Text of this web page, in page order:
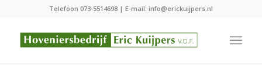
Telefoon 073-5514698| E-mail: info@erickuijpers.nl